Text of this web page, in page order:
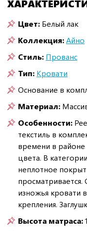
Цвет: Белый лак
Коллекция:Айно
Стиль: Прованс
Тип: Кровати
Основание в
Материал:
Особенности:
текстиль в
времени в
цвета. В
неплотное
изножья кровати
крепления.
Высота матраса: